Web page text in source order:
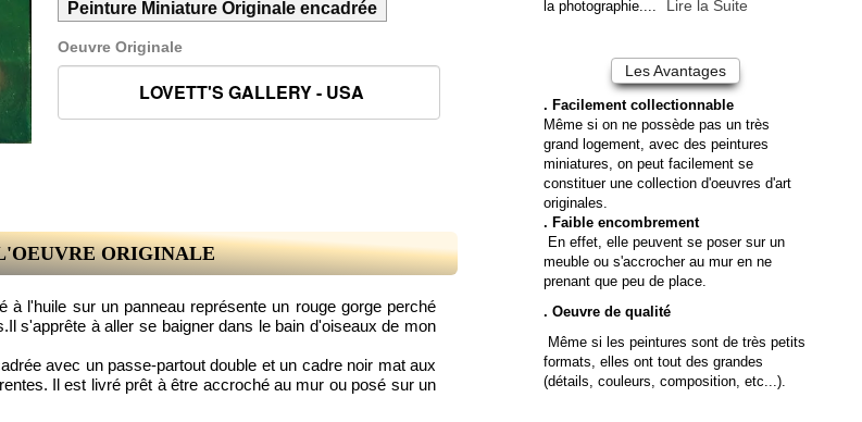
Peinture Miniature Originale encadrée
Oeuvre Originale
ORIGINALE
à l'huile sur un panneau représente un rouge gorge perché
s'apprête à aller se baigner dans le bain d'oiseaux de mon
avec un passe-partout double et un cadre noir mat aux
Il est livré prêt à être accroché au mur ou posé sur un
la photographie....
Lire la Suite
Les Avantages
. Facilement collectionnable
Même si on ne possède pas un très
grand logement, avec des peintures
miniatures, on peut facilement se
constituer une collection d'oeuvres d'art
originales.
. Faible encombrement
En effet, elle peuvent se poser sur un
meuble ou s'accrocher au mur en ne
prenant que peu de place.
. Oeuvre de qualité
Même si les peintures sont de très petits
formats, elles ont tout des grandes
(détails, couleurs, composition, etc...).